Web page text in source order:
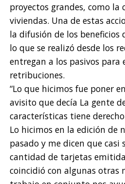
proyectos grandes, como la
viviendas. Una de estas
la difusión de los beneficios
lo que se realizó desde los
entregan a los pasivos para
retribuciones.
“Lo que hicimos fue poner
avisito que decía La gente
características tiene
Lo hicimos en la edición de
pasado y me dicen que casi
cantidad de tarjetas
coincidió con algunas otras